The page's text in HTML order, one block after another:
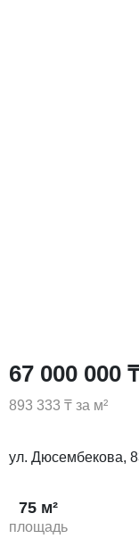
67 000 000 ₸
893 333 ₸ за м²
ул. Дюсембекова,
75 м²
площадь